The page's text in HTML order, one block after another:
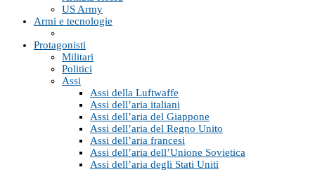
US Army
Armi e tecnologie
Protagonisti
Militari
Politici
Assi
Assi della Luftwaffe
Assi dell’aria italiani
Assi dell’aria del Giappone
Assi dell’aria del Regno Unito
Assi dell’aria francesi
Assi dell’aria dell’Unione Sovietica
Assi dell’aria degli Stati Uniti